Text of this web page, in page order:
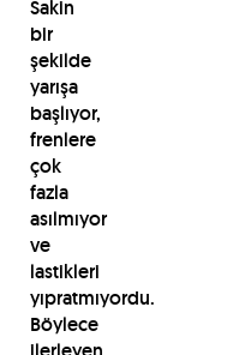
Sakin
bir
şekilde
yarışa
başlıyor,
frenlere
çok
fazla
asılmıyor
ve
lastikleri
yıpratmıyordu.
Böylece